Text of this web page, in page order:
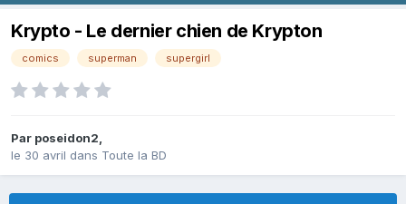
Krypto - Le dernier chien de Krypton
comics superman supergirl
Par poseidon2,
le 30 avril dans Toute la BD